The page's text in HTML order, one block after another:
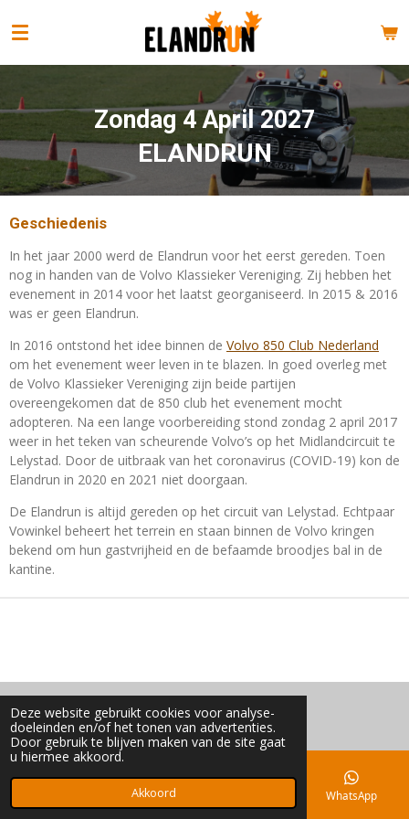
Deze website gebruikt cookies voor analyse-
doeleinden en/of het tonen van advertenties.
Door gebruik te blijven maken van de site gaat
u hiermee akkoord.
Akkoord
direct
hoofdinhoud
Zondag 4 April 2027
ELANDRUN
Geschiedenis
In het jaar 2000 werd de Elandrun voor het eerst gereden. Toen
nog in handen van de Volvo Klassieker Vereniging. Zij hebben het
evenement in 2014 voor het laatst georganiseerd. In 2015 & 2016
was er geen Elandrun.
In 2016 ontstond het idee binnen de Volvo 850 Club Nederland
om het evenement weer leven in te blazen. In goed overleg met
de Volvo Klassieker Vereniging zijn beide partijen
overeengekomen dat de 850 club het evenement mocht
adopteren. Na een lange voorbereiding stond zondag 2 april 2017
weer in het teken van scheurende Volvo’s op het Midlandcircuit te
Lelystad. Door de uitbraak van het coronavirus (COVID-19) kon de
Elandrun in 2020 en 2021 niet doorgaan.
De Elandrun is altijd gereden op het circuit van Lelystad. Echtpaar
Vowinkel beheert het terrein en staan binnen de Volvo kringen
bekend om hun gastvrijheid en de befaamde broodjes bal in de
kantine.
© 2016 - 2026 Elandrun
Kaart WhatsApp